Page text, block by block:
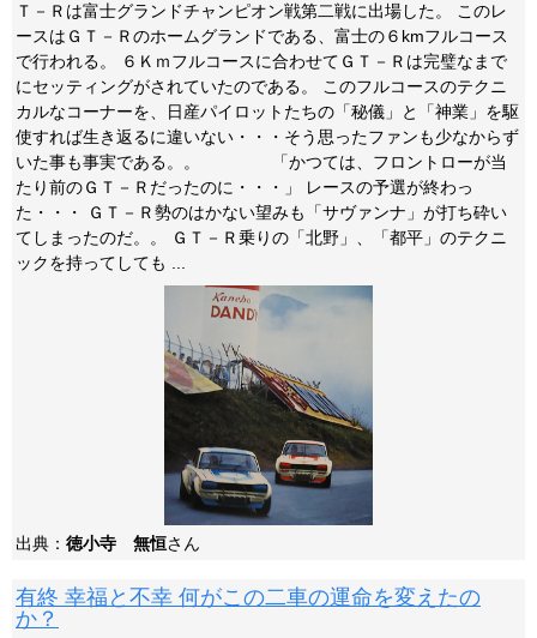
Ｔ－Ｒは富士グランドチャンピオン戦第二戦に出場した。 このレ
ースはＧＴ－Ｒのホームグランドである、富士の６kmフルコース
で行われる。 ６Ｋｍフルコースに合わせてＧＴ－Ｒは完璧なまで
にセッティングがされていたのである。 このフルコースのテクニ
カルなコーナーを、日産パイロットたちの「秘儀」と「神業」を駆
使すれば生き返るに違いない・・・そう思ったファンも少なからず
いた事も事実である。。 「かつては、フロントローが当
たり前のＧＴ－Ｒだったのに・・・」 レースの予選が終わっ
た・・・ ＧＴ－Ｒ勢のはかない望みも「サヴァンナ」が打ち砕い
てしまったのだ。。 ＧＴ－Ｒ乗りの「北野」、「都平」のテクニ
ックを持ってしても ...
出典： 徳小寺 無恒さん
有終 幸福と不幸 何がこの二車の運命を変えたの
か？